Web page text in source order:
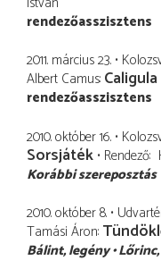
rendezőasszisztens
2011. március 23.
Albert Camus Caligula
rendezőasszisztens
2010. október 16.
Sorsjáték Rendező
Korábbi szereposztás
2010. október 8.
Tamási Áron
Bálint legény Lőrinc